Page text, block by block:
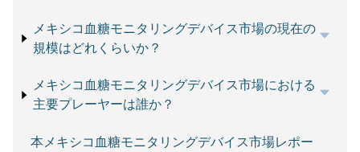
メキシコ血糖モニタリングデバイス市場の現在の
規模はどれくらいか？
メキシコ血糖モニタリングデバイス市場における
主要プレーヤーは誰か？
本メキシコ血糖モニタリングデバイス市場レポー